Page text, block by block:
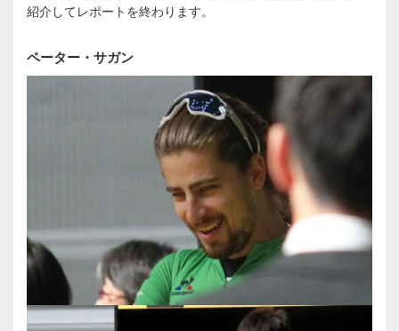
紹介してレポートを終わります。
ペーター・サガン